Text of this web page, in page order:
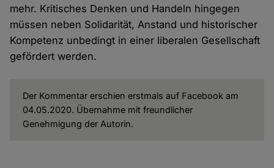
mehr. Kritisches Denken und Handeln hingegen
müssen neben Solidarität, Anstand und historischer
Kompetenz unbedingt in einer liberalen Gesellschaft
gefördert werden.
Der Kommentar erschien erstmals auf Facebook am
04.05.2020. Übernahme mit freundlicher
Genehmigung der Autorin.